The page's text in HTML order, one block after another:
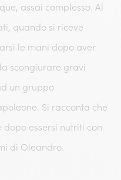
assai complesso. Al
quando si riceve
le mani dopo aver
scongiurare gravi
un gruppo
Si racconta che
essersi nutriti con
di Oleandro.